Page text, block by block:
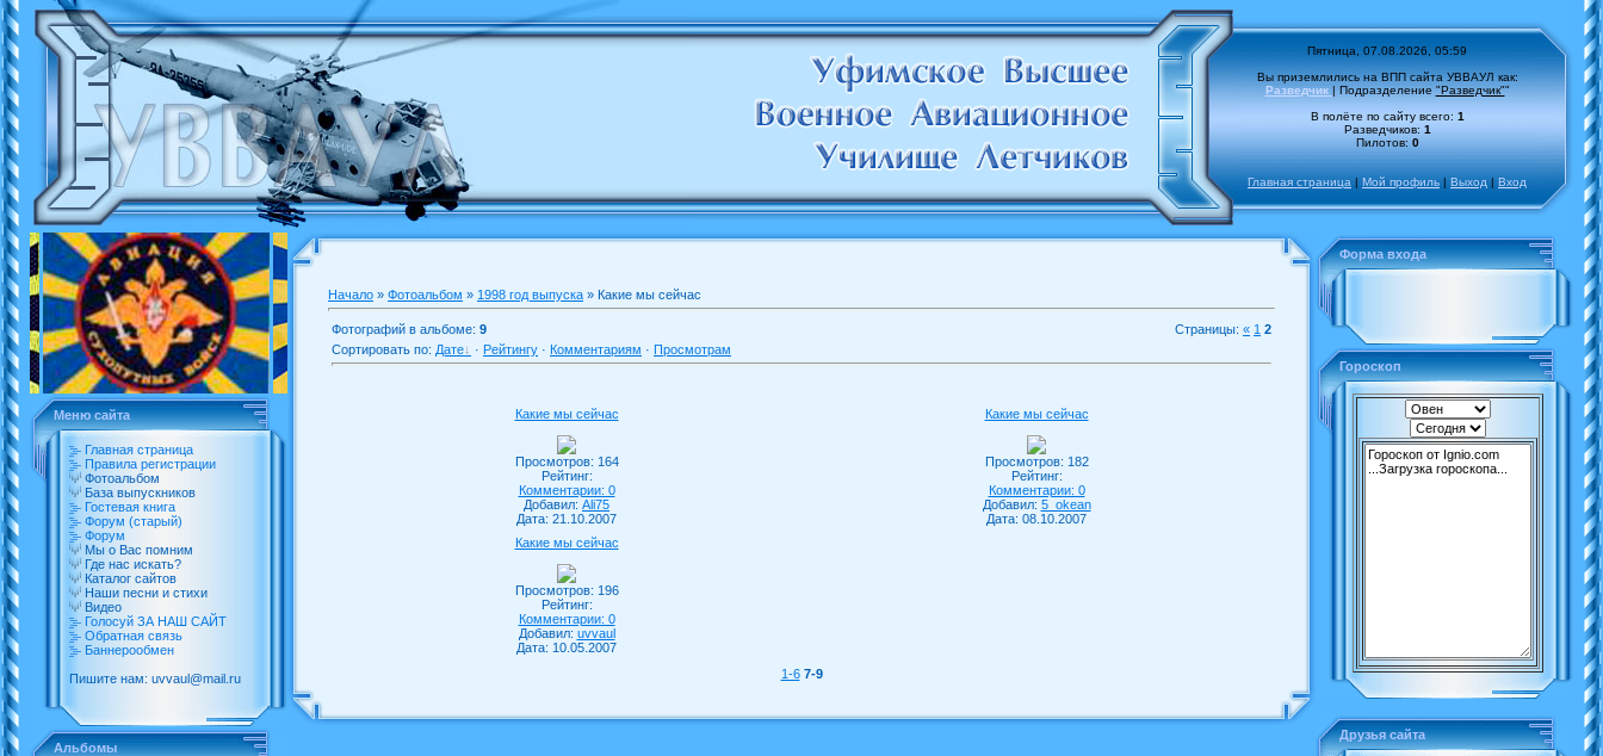
Пятница, 07.08.2026, 05:59
Вы приземлились на ВПП сайта УВВАУЛ как:
Разведчик | Подразделение"Разведчик""
В полёте по сайту всего: 1
Разведчиков: 1
Пилотов: 0
Главная страница | Мой профиль | Выход | Вход
Меню сайта
Главная страница
Правила регистрации
Фотоальбом
База выпускников
Гостевая книга
Форум (старый)
Форум
Мы о Вас помним
Где нас искать?
Каталог сайтов
Наши песни и стихи
Видео
Голосуй ЗА НАШ САЙТ
Обратная связь
Баннерообмен
Пишите нам: uvvaul@mail.ru
Альбомы
Начало » Фотоальбом » 1998 год выпуска » Какие мы сейчас
Фотографий в альбоме: 9 Страницы: « 1 2
Сортировать по: Дате · Рейтингу · Комментариям · Просмотрам
Какие мы сейчас
Просмотров: 164
Рейтинг:
Комментарии: 0
Добавил: Ali75
Дата: 21.10.2007
Какие мы сейчас
Просмотров: 182
Рейтинг:
Комментарии: 0
Добавил: 5_okean
Дата: 08.10.2007
Какие мы сейчас
Просмотров: 196
Рейтинг:
Комментарии: 0
Добавил: uvvaul
Дата: 10.05.2007
1-6 7-9
Форма входа
Гороскоп
Друзья сайта